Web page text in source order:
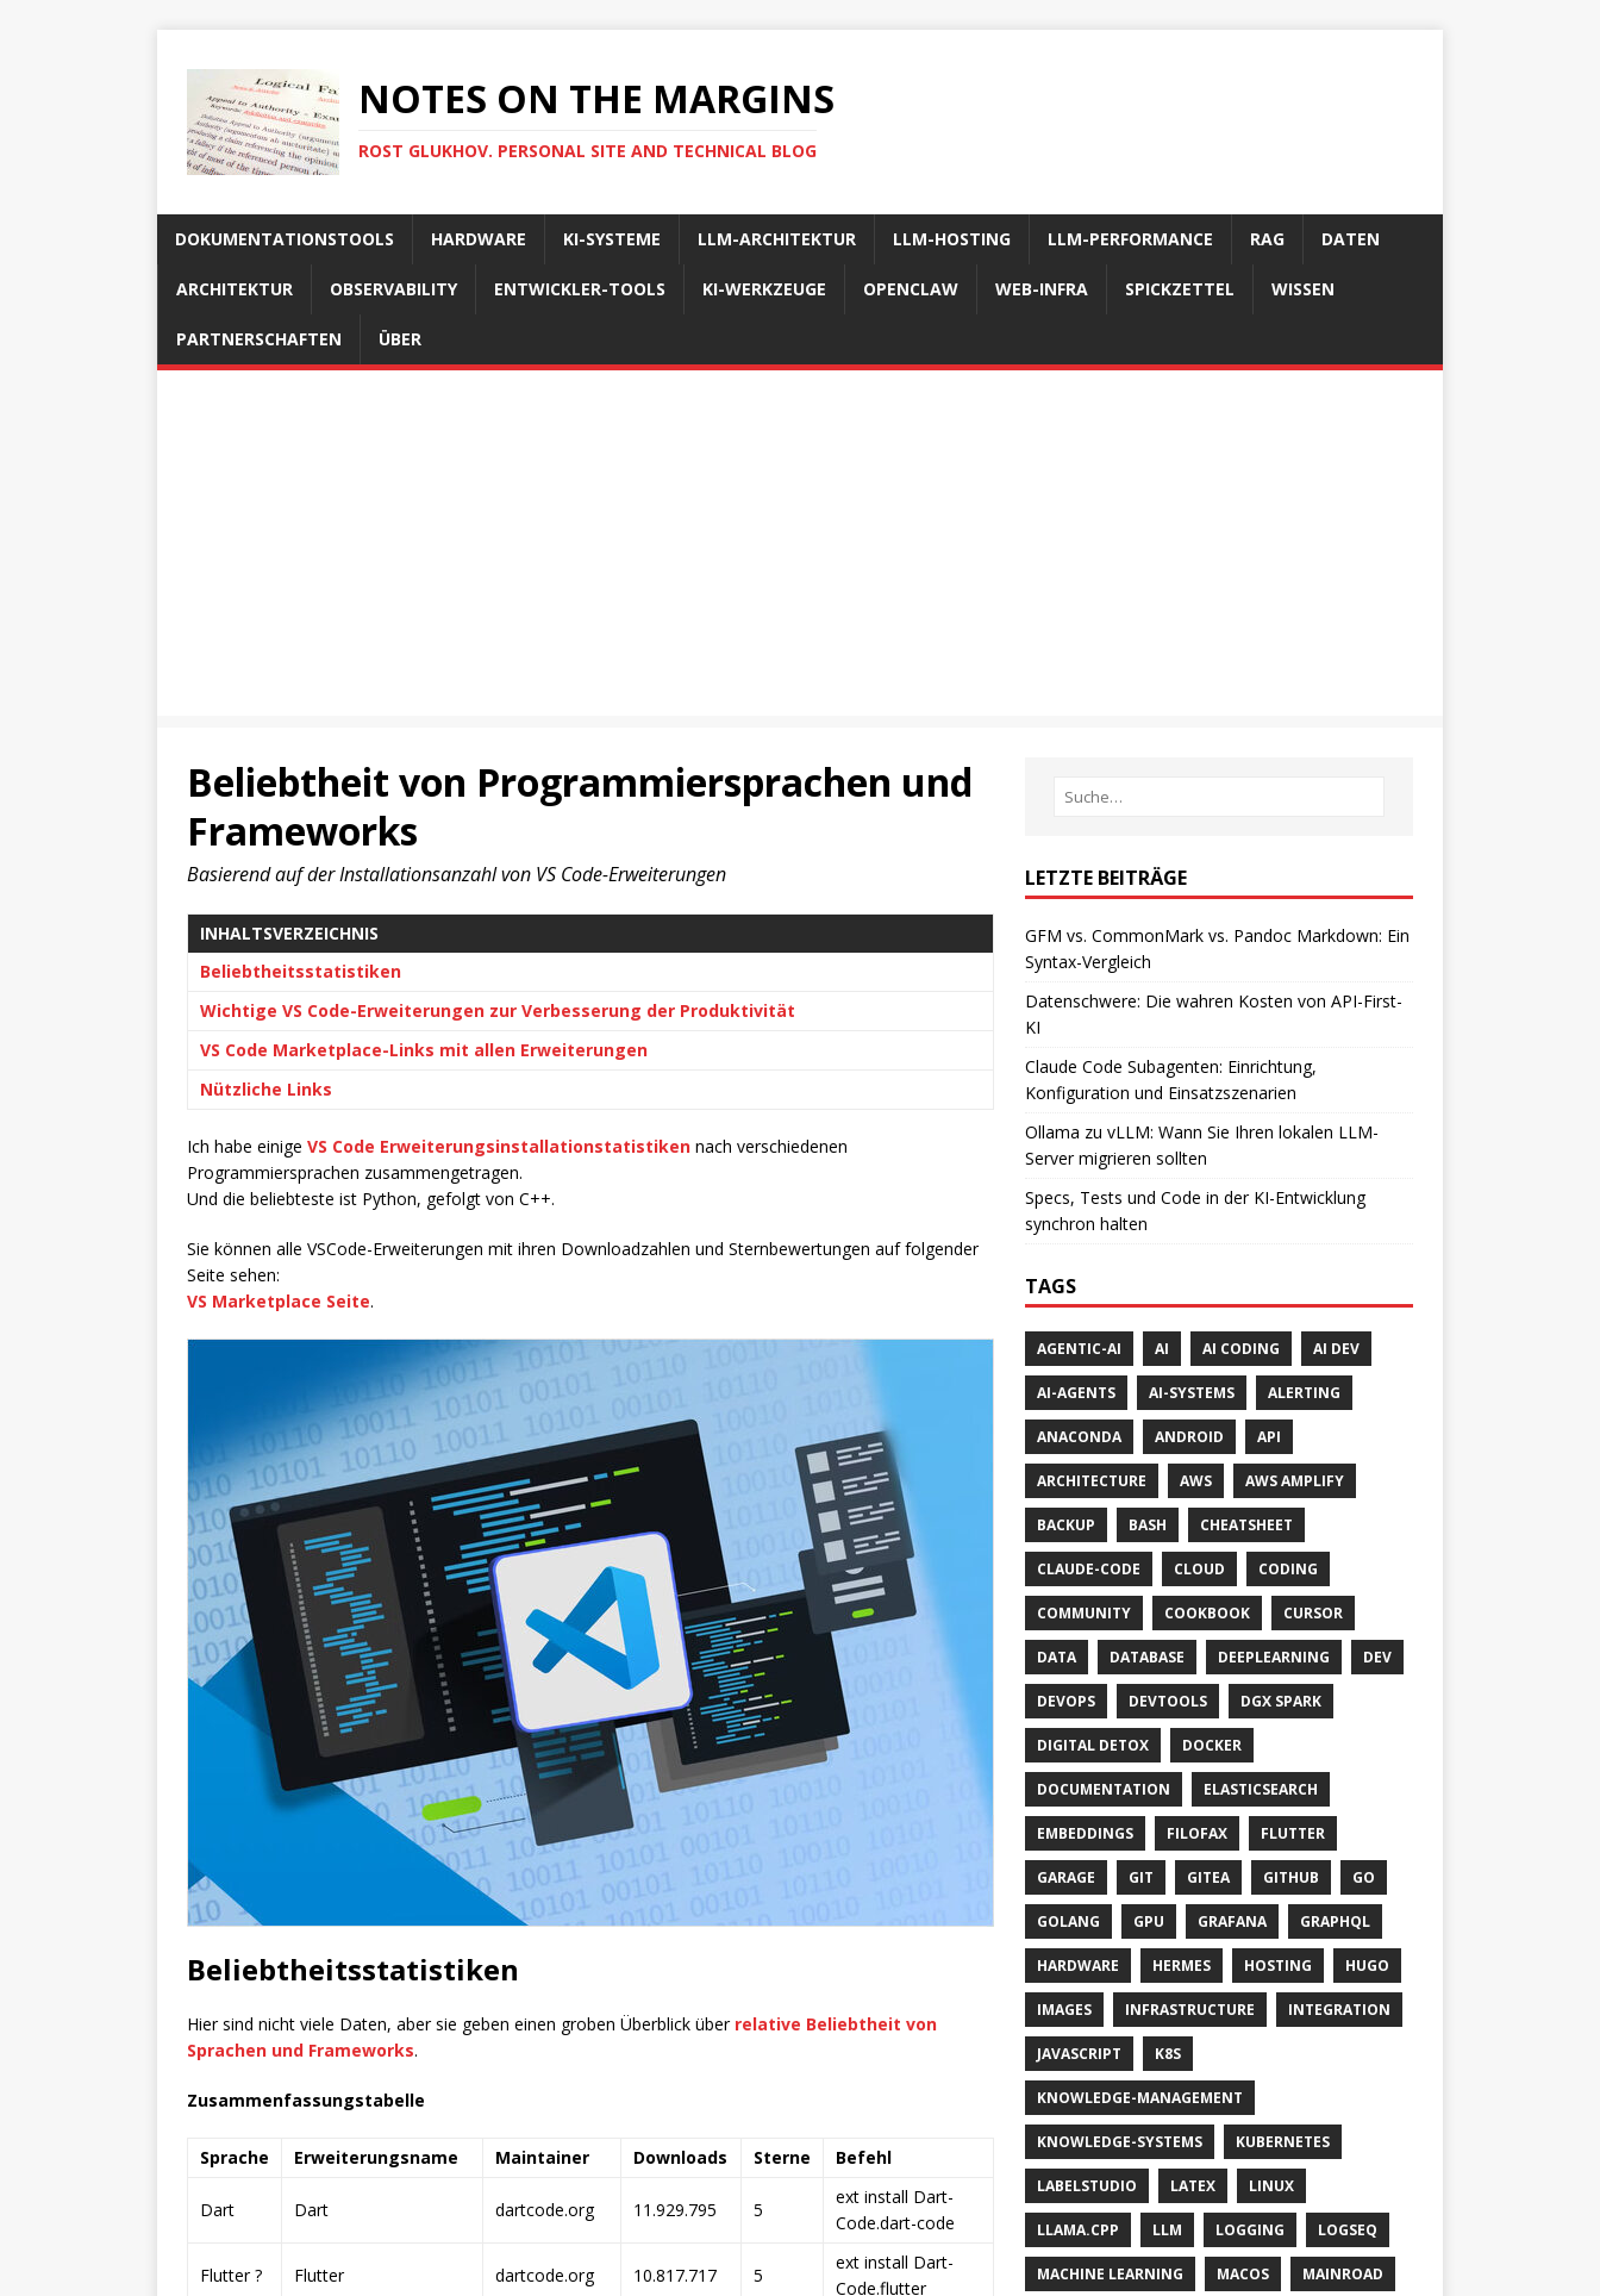
NOTES ON THE MARGINS
ROST GLUKHOV. PERSONAL SITE AND TECHNICAL BLOG
DOKUMENTATIONSTOOLS HARDWARE KI-SYSTEME LLM-ARCHITEKTUR LLM-HOSTING LLM-PERFORMANCE RAG DATEN
ARCHITEKTUR OBSERVABILITY ENTWICKLER-TOOLS KI-WERKZEUGE OPENCLAW WEB-INFRA SPICKZETTEL WISSEN
PARTNERSCHAFTEN ÜBER
Beliebtheit von Programmiersprachen und
Frameworks
Basierend auf der Installationsanzahl von VS Code-Erweiterungen
INHALTSVERZEICHNIS
Beliebtheitsstatistiken
Wichtige VS Code-Erweiterungen zur Verbesserung der Produktivität
VS Code Marketplace-Links mit allen Erweiterungen
Nützliche Links
Ich habe einige VS Code Erweiterungsinstallationstatistiken nach verschiedenen
Programmiersprachen zusammengetragen.
Und die beliebteste ist Python, gefolgt von C++.
Sie können alle VSCode-Erweiterungen mit ihren Downloadzahlen und Sternbewertungen auf folgender
Seite sehen:
VS Marketplace Seite.
Beliebtheitsstatistiken
Hier sind nicht viele Daten, aber sie geben einen groben Überblick über relative Beliebtheit von
Sprachen und Frameworks.
Zusammenfassungstabelle
Sprache Erweiterungsname Maintainer Downloads Sterne Befehl
Dart Dart dartcode.org 11.929.795 5
ext install Dart-
Code.dart-code
Flutter ? Flutter dartcode.org 10.817.717 5
ext install Dart-
Code.flutter
LETZTE BEITRÄGE
GFM vs. CommonMark vs. Pandoc Markdown: Ein
Syntax-Vergleich
Datenschwere: Die wahren Kosten von API-First-
KI
Claude Code Subagenten: Einrichtung,
Konfiguration und Einsatzszenarien
Ollama zu vLLM: Wann Sie Ihren lokalen LLM-
Server migrieren sollten
Specs, Tests und Code in der KI-Entwicklung
synchron halten
TAGS
AGENTIC-AI AI AI CODING AI DEV
AI-AGENTS AI-SYSTEMS ALERTING
ANACONDA ANDROID API
ARCHITECTURE AWS AWS AMPLIFY
BACKUP BASH CHEATSHEET
CLAUDE-CODE CLOUD CODING
COMMUNITY COOKBOOK CURSOR
DATA DATABASE DEEPLEARNING DEV
DEVOPS DEVTOOLS DGX SPARK
DIGITAL DETOX DOCKER
DOCUMENTATION ELASTICSEARCH
EMBEDDINGS FILOFAX FLUTTER
GARAGE GIT GITEA GITHUB GO
GOLANG GPU GRAFANA GRAPHQL
HARDWARE HERMES HOSTING HUGO
IMAGES INFRASTRUCTURE INTEGRATION
JAVASCRIPT K8S
KNOWLEDGE-MANAGEMENT
KNOWLEDGE-SYSTEMS KUBERNETES
LABELSTUDIO LATEX LINUX
LLAMA.CPP LLM LOGGING LOGSEQ
MACHINE LEARNING MACOS MAINROAD